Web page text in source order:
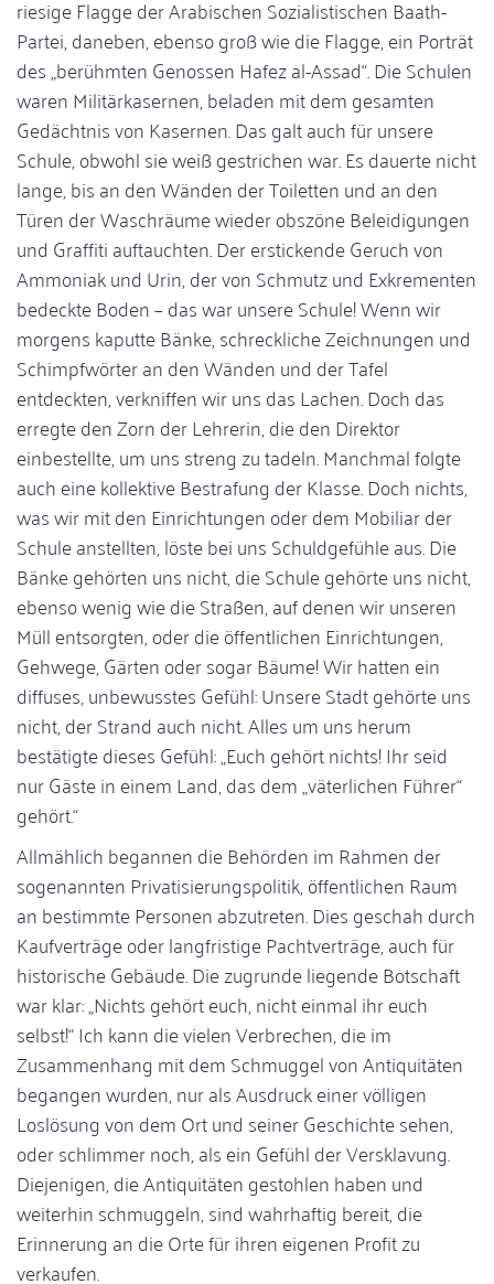
riesige Flagge der Arabischen Sozialistischen Baath-
Partei, daneben, ebenso groß wie die Flagge, ein Porträt
des „berühmten Genossen Hafez al-Assad“. Die Schulen
waren Militärkasernen, beladen mit dem gesamten
Gedächtnis von Kasernen. Das galt auch für unsere
Schule, obwohl sie weiß gestrichen war. Es dauerte nicht
lange, bis an den Wänden der Toiletten und an den
Türen der Waschräume wieder obszöne Beleidigungen
und Graffiti auftauchten. Der erstickende Geruch von
Ammoniak und Urin, der von Schmutz und Exkrementen
bedeckte Boden – das war unsere Schule! Wenn wir
morgens kaputte Bänke, schreckliche Zeichnungen und
Schimpfwörter an den Wänden und der Tafel
entdeckten, verkniffen wir uns das Lachen. Doch das
erregte den Zorn der Lehrerin, die den Direktor
einbestellte, um uns streng zu tadeln. Manchmal folgte
auch eine kollektive Bestrafung der Klasse. Doch nichts,
was wir mit den Einrichtungen oder dem Mobiliar der
Schule anstellten, löste bei uns Schuldgefühle aus. Die
Bänke gehörten uns nicht, die Schule gehörte uns nicht,
ebenso wenig wie die Straßen, auf denen wir unseren
Müll entsorgten, oder die öffentlichen Einrichtungen,
Gehwege, Gärten oder sogar Bäume! Wir hatten ein
diffuses, unbewusstes Gefühl: Unsere Stadt gehörte uns
nicht, der Strand auch nicht. Alles um uns herum
bestätigte dieses Gefühl: „Euch gehört nichts! Ihr seid
nur Gäste in einem Land, das dem „väterlichen Führer“
gehört.“
Allmählich begannen die Behörden im Rahmen der
sogenannten Privatisierungspolitik, öffentlichen Raum
an bestimmte Personen abzutreten. Dies geschah durch
Kaufverträge oder langfristige Pachtverträge, auch für
historische Gebäude. Die zugrunde liegende Botschaft
war klar: „Nichts gehört euch, nicht einmal ihr euch
selbst!“ Ich kann die vielen Verbrechen, die im
Zusammenhang mit dem Schmuggel von Antiquitäten
begangen wurden, nur als Ausdruck einer völligen
Loslösung von dem Ort und seiner Geschichte sehen,
oder schlimmer noch, als ein Gefühl der Versklavung.
Diejenigen, die Antiquitäten gestohlen haben und
weiterhin schmuggeln, sind wahrhaftig bereit, die
Erinnerung an die Orte für ihren eigenen Profit zu
verkaufen.